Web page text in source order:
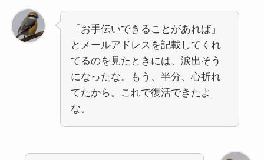
「お手伝いできることがあれば」
とメールアドレスを記載してくれ
てるのを見たときには、涙出そう
になったな。もう、半分、心折れ
てたから。これで復活できたよ
な。